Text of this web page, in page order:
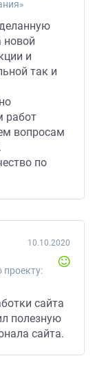
новой
и
так и
работ
вопросам
по
проекту:
10.10.2020
сайта
полезную
сайта.